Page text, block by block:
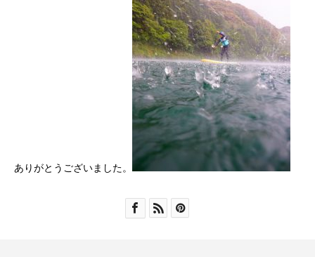
ありがとうございました。